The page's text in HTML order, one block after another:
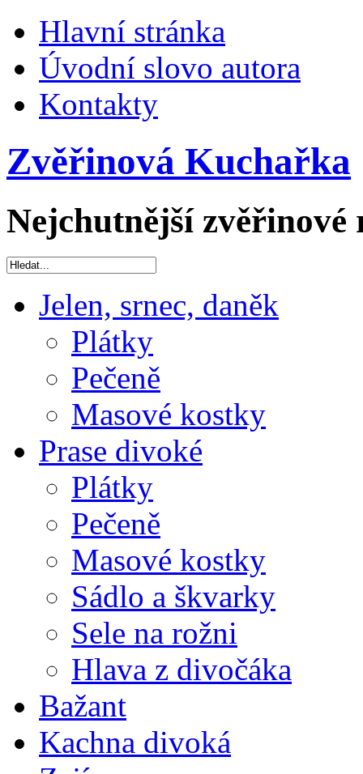
Hlavní stránka
Úvodní slovo autora
Kontakty
Zvěřinová Kuchařka
Nejchutnější zvěřinové
Jelen, srnec, daněk
Plátky
Pečeně
Masové kostky
Prase divoké
Plátky
Pečeně
Masové kostky
Sádlo a škvarky
Sele na rožni
Hlava z divočáka
Bažant
Kachna divoká